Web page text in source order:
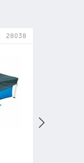
28038